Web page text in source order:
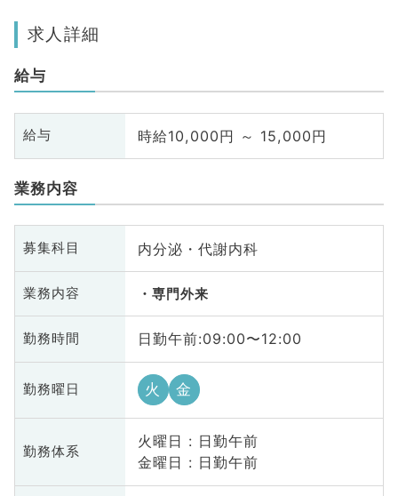
求人詳細
給与
給与 時給10,000円 ～ 15,000円
業務内容
募集科目 内分泌・代謝内科
業務内容 専門外来
勤務時間 日勤午前:09:00〜12:00
勤務曜日 火 金
勤務体系
火曜日 : 日勤午前
金曜日 : 日勤午前